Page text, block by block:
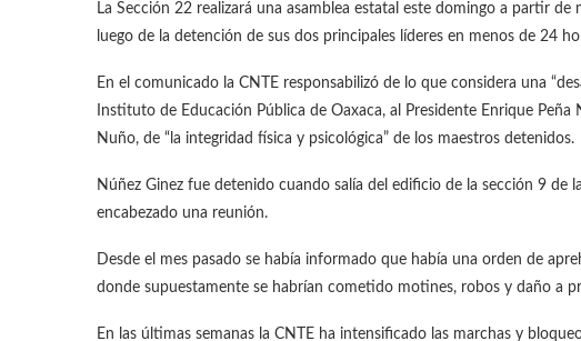
La Sección 22 realizará una asamblea estatal este domingo a partir
luego de la detención de sus dos principales líderes en menos de 24
En el comunicado la CNTE responsabilizó de lo que considera una
Instituto de Educación Pública de Oaxaca, al Presidente Enrique
Nuño, de “la integridad física y psicológica” de los maestros detenidos.
Núñez Ginez fue detenido cuando salía del edificio de la sección 9 de
encabezado una reunión.
Desde el mes pasado se había informado que había una orden de
donde supuestamente se habrían cometido motines, robos y daño a
En las últimas semanas la CNTE ha intensificado las marchas y